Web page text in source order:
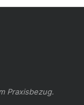
Praxisbezug.